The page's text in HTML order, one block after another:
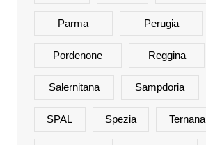
Parma Perugia
Pordenone Reggina
Salernitana Sampdoria
SPAL Spezia Ternana